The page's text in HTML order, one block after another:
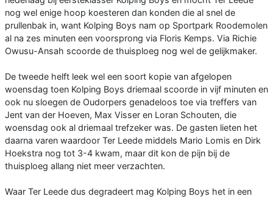
nog wel enige hoop koesteren dan konden die al snel de
prullenbak in, want Kolping Boys nam op Sportpark Roodemolen
al na zes minuten een voorsprong via Floris Kemps. Via Richie
Owusu-Ansah scoorde de thuisploeg nog wel de gelijkmaker.
De tweede helft leek wel een soort kopie van afgelopen
woensdag toen Kolping Boys driemaal scoorde in vijf minuten en
ook nu sloegen de Oudorpers genadeloos toe via treffers van
Jent van der Hoeven, Max Visser en Loran Schouten, die
woensdag ook al driemaal trefzeker was. De gasten lieten het
daarna varen waardoor Ter Leede middels Mario Lomis en Dirk
Hoekstra nog tot 3-4 kwam, maar dit kon de pijn bij de
thuisploeg allang niet meer verzachten.
Waar Ter Leede dus degradeert mag Kolping Boys het in een